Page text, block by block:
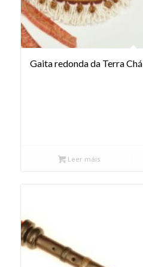
Gaita redonda da Terra Chá
Leer máis